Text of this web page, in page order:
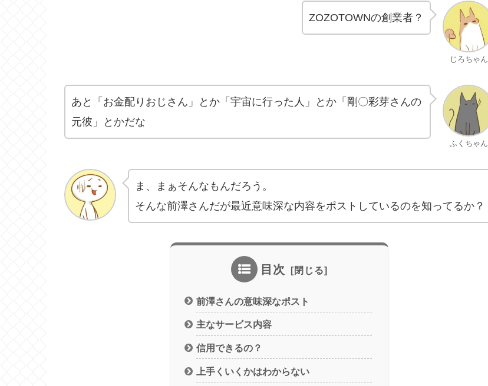
じろちゃん
ZOZOTOWNの創業者？
ふくちゃん
あと「お金配りおじさん」とか「宇宙に行った人」とか「剛〇彩芽さんの
元彼」とかだな
ま、まぁそんなもんだろう。
そんな前澤さんだが最近意味深な内容をポストしているのを知ってるか？
目次
前澤さんの意味深なポスト
主なサービス内容
信用できるの？
上手くいくかはわからない